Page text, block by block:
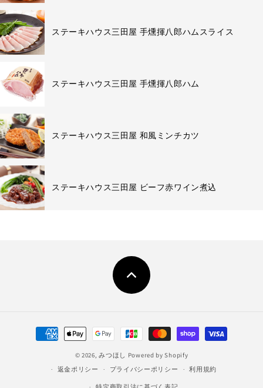
ステーキハウス三田屋 手燻揮八郎ハムスライス
ステーキハウス三田屋 手燻揮八郎ハム
ステーキハウス三田屋 和風ミンチカツ
ステーキハウス三田屋 ビーフ赤ワイン煮込
決
済
© 2026,みつほし Powered by Shopify
返金ポリシー
プライバシーポリシー 利用規約